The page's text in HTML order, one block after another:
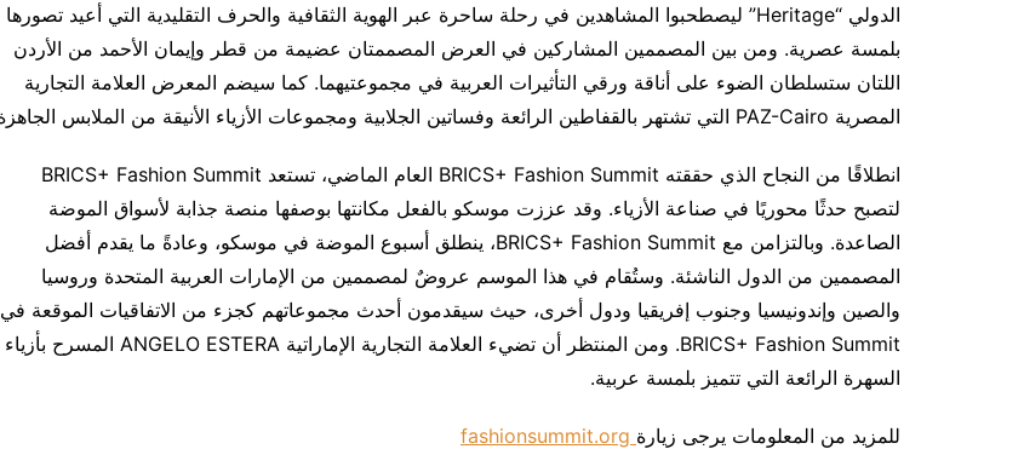
الدولي “Heritage” ليصطحبوا المشاهدين في رحلة ساحرة عبر الهوية الثقافية والحرف التقليدية التي أعيد تصورها
بلمسة عصرية. ومن بين المصممين المشاركين في العرض المصممتان عضيمة من قطر وإيمان الأحمد من الأردن
اللتان ستسلطان الضوء على أناقة ورقي التأثيرات العربية في مجموعتيهما. كما سيضم المعرض العلامة التجارية
المصرية PAZ-Cairo التي تشتهر بالقفاطين الرائعة وفساتين الجلابية ومجموعات الأزياء الأنيقة من الملابس الجاهزة.
انطلاقًا من النجاح الذي حققته BRICS+ Fashion Summit العام الماضي، تستعد BRICS+ Fashion Summit
لتصبح حدثًا محوريًا في صناعة الأزياء. وقد عززت موسكو بالفعل مكانتها بوصفها منصة جذابة لأسواق الموضة
الصاعدة. وبالتزامن مع BRICS+ Fashion Summit، ينطلق أسبوع الموضة في موسكو، وعادةً ما يقدم أفضل
المصممين من الدول الناشئة. وستُقام في هذا الموسم عروضٌ لمصممين من الإمارات العربية المتحدة وروسيا
والصين وإندونيسيا وجنوب إفريقيا ودول أخرى، حيث سيقدمون أحدث مجموعاتهم كجزء من الاتفاقيات الموقعة في
BRICS+ Fashion Summit. ومن المنتظر أن تضيء العلامة التجارية الإماراتية ANGELO ESTERA المسرح بأزياء
السهرة الرائعة التي تتميز بلمسة عربية.
للمزيد من المعلومات يرجى زيارة